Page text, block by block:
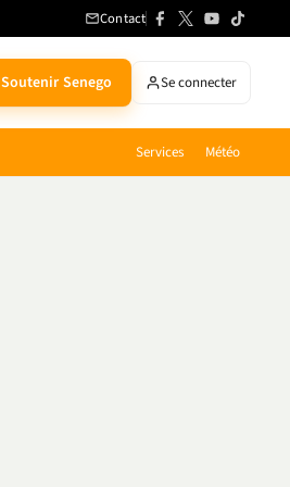
Contact
Soutenir Senego Se connecter
Services Météo